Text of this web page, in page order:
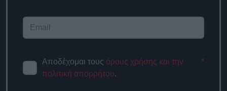
Αποδέχομαι τους όρους χρήσης και την
πολιτική απορρήτου.
*